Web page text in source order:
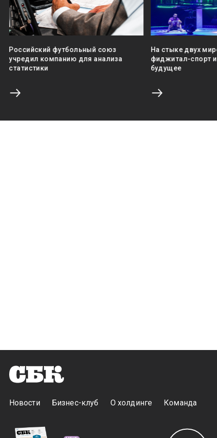
Российский футбольный союз
учредил компанию для анализа
статистики
На стыке двух
фиджитал-спорт
будущее
Новости Бизнес-клуб О холдинге Команда